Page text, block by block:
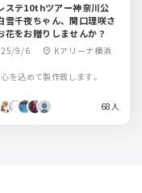
ステ10thツアー神奈川公
雪千夜ちゃん、関口理咲さ
花をお贈りしませんか？
9/6 location_on Kアリーナ横浜
心を込めて製作致します。
68人